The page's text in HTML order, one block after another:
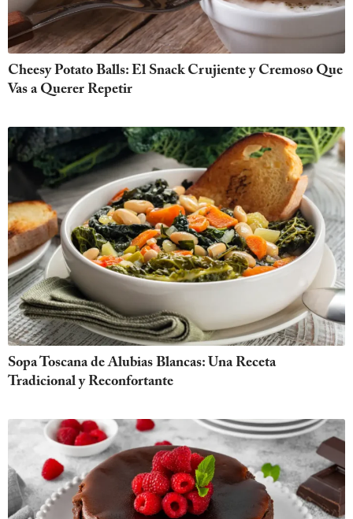
Cheesy Potato Balls: El Snack Crujiente y Cremoso Que
Vas a Querer Repetir
Sopa Toscana de Alubias Blancas: Una Receta
Tradicional y Reconfortante